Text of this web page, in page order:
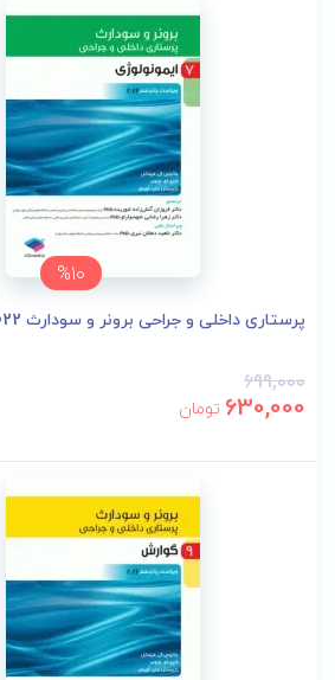
%10
پرستاری داخلی و جراحی برونر و سودارث 2022 جلد7 ایم...
699,000
630,000 تومان